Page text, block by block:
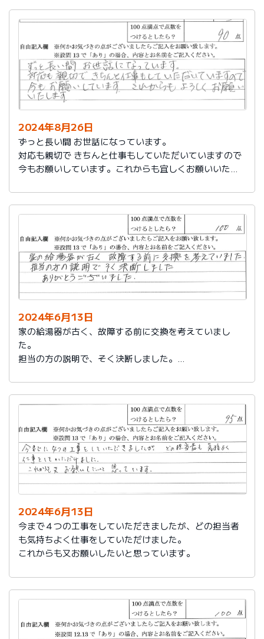
2024年8月26日
ずっと長い間 お世話になっています。
対応も親切で きちんと仕事もしていただいていますので
今もお願いしています。これからも宜しくお願いいたし
2024年6月13日
家の給湯器が古く、故障する前に交換を考えていまし
た。
担当の方の説明で、そく決断しました。
2024年6月13日
今まで４つの工事をしていただきましたが、どの担当者
も気持ちよく仕事をしていただけました。
これからも又お願いしたいと思っています。